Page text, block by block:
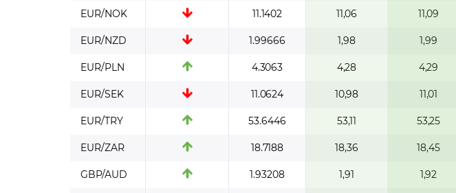
EUR/NOK 11.1402 11,06 11,09
EUR/NZD 1.99666 1,98 1,99
EUR/PLN 4.3063 4,28 4,29
EUR/SEK 11.0624 10,98 11,01
EUR/TRY 53.6446 53,11 53,25
EUR/ZAR 18.7188 18,36 18,45
GBP/AUD 1.93208 1,91 1,92